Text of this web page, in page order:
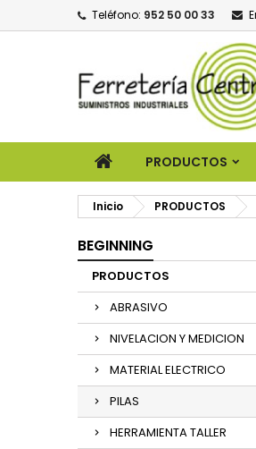
Teléfono: 952 50 00 33
PRODUCTOS
Inicio PRODUCTOS
BEGINNING
PRODUCTOS
ABRASIVO
NIVELACION Y MEDICION
MATERIAL ELECTRICO
PILAS
HERRAMIENTA TALLER